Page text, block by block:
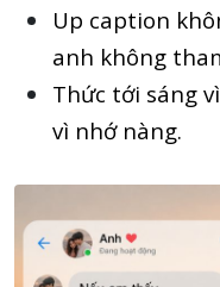
Up caption
anh không
Thức tới sáng
vì nhớ nàng.